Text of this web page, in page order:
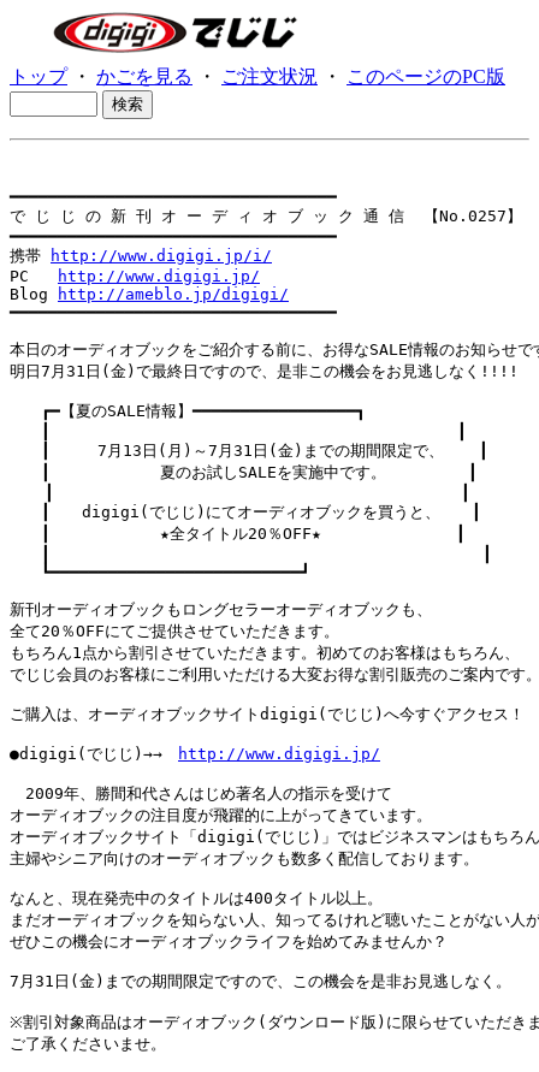
トップ・ かごを見る ・ ご注文状況 ・ このページのPC版
━━━━━━━━━━━━━━━━━━━━━━━━━━━━━━━━━━
で じ じ の 新 刊 オ ー デ ィ オ ブ ッ ク 通 信  【No.0257】
━━━━━━━━━━━━━━━━━━━━━━━━━━━━━━━━━━
携帯
http://www.digigi.jp/i/
PC
http://www.digigi.jp/
Blog
http://ameblo.jp/digigi/
━━━━━━━━━━━━━━━━━━━━━━━━━━━━━━━━━━
本日のオーディオブックをご紹介する前に、お得なSALE情報のお知らせで
明日7月31日(金)で最終日ですので、是非この機会をお見逃しなく!!!!
┏━【夏のSALE情報】━━━━━━━━━━━━━━━━━┓
┃　　　7月13日(月)～7月31日(金)までの期間限定で、  　┃
┃　　　　　　　夏のお試しSALEを実施中です。 　　　　 ┃
┃　　digigi(でじじ)にてオーディオブックを買うと、　　┃
┃　　　　　　　★全タイトル20％OFF★　　　　　　　　 ┃
┗━━━━━━━━━━━━━━━━━━━━━━━━━━┛
新刊オーディオブックもロングセラーオーディオブックも、
全て20％OFFにてご提供させていただきます。
もちろん1点から割引させていただきます。初めてのお客様はもちろん、
でじじ会員のお客様にご利用いただける大変お得な割引販売のご案内です
ご購入は、オーディオブックサイトdigigi(でじじ)へ今すぐアクセス！
●digigi(でじじ)→→ http://www.digigi.jp/
2009年、勝間和代さんはじめ著名人の指示を受けて
オーディオブックの注目度が飛躍的に上がってきています。
オーディオブックサイト「digigi(でじじ)」ではビジネスマンはもちろ
主婦やシニア向けのオーディオブックも数多く配信しております。
なんと、現在発売中のタイトルは400タイトル以上。
まだオーディオブックを知らない人、知ってるけれど聴いたことがない人
ぜひこの機会にオーディオブックライフを始めてみませんか？
7月31日(金)までの期間限定ですので、この機会を是非お見逃しなく。
※割引対象商品はオーディオブック(ダウンロード版)に限らせていただき
ご了承くださいませ。